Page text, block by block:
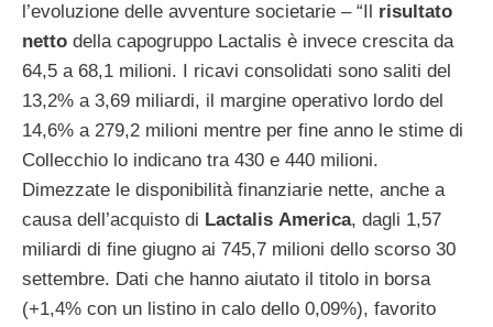
l’evoluzione delle avventure societarie – “Il risultato
netto della capogruppo Lactalis è invece crescita da
64,5 a 68,1 milioni. I ricavi consolidati sono saliti del
13,2% a 3,69 miliardi, il margine operativo lordo del
14,6% a 279,2 milioni mentre per fine anno le stime di
Collecchio lo indicano tra 430 e 440 milioni.
Dimezzate le disponibilità finanziarie nette, anche a
causa dell’acquisto di Lactalis America, dagli 1,57
miliardi di fine giugno ai 745,7 milioni dello scorso 30
settembre. Dati che hanno aiutato il titolo in borsa
(+1,4% con un listino in calo dello 0,09%), favorito